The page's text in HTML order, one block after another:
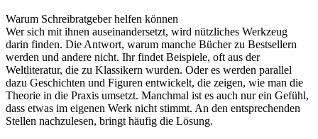
Warum Schreibratgeber helfen können
Wer sich mit ihnen auseinandersetzt, wird nützliches Werkzeug
darin finden. Die Antwort, warum manche Bücher zu Bestsellern
werden und andere nicht. Ihr findet Beispiele, oft aus der
Weltliteratur, die zu Klassikern wurden. Oder es werden parallel
dazu Geschichten und Figuren entwickelt, die zeigen, wie man die
Theorie in die Praxis umsetzt. Manchmal ist es auch nur ein Gefühl,
dass etwas im eigenen Werk nicht stimmt. An den entsprechenden
Stellen nachzulesen, bringt häufig die Lösung.